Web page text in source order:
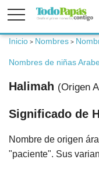
Fertilidad
Embarazo
Bebé
Niños
Inicio > Nombres >
Nombres de niñas
Halimah (Origen
Significado de
Nombre de origen
"paciente". Sus